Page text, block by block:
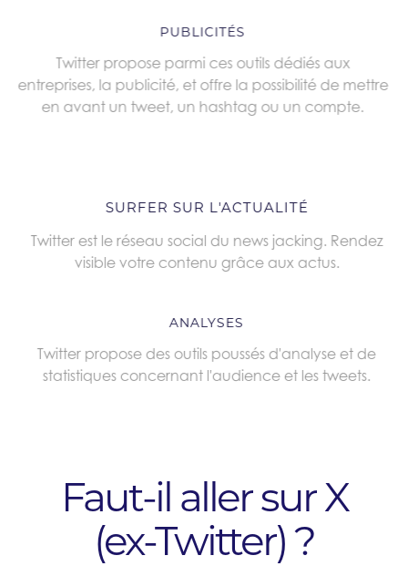
PUBLICITÉS
Twitter propose parmi ces outils dédiés aux
entreprises, la publicité, et offre la possibilité de mettre
en avant un tweet, un hashtag ou un compte.
SURFER SUR L'ACTUALITÉ
Twitter est le réseau social du news jacking. Rendez
visible votre contenu grâce aux actus.
ANALYSES
Twitter propose des outils poussés d'analyse et de
statistiques concernant l'audience et les tweets.
Faut-il aller sur X
(ex-Twitter) ?